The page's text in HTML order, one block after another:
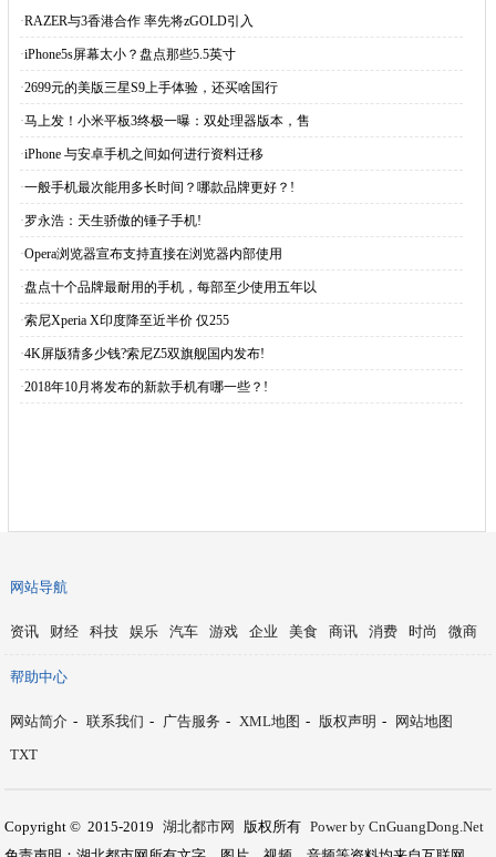
·RAZER与3香港合作 率先将zGOLD引入
·iPhone5s屏幕太小？盘点那些5.5英寸
·2699元的美版三星S9上手体验，还买啥国行
·马上发！小米平板3终极一曝：双处理器版本，售
·iPhone 与安卓手机之间如何进行资料迁移
·一般手机最次能用多长时间？哪款品牌更好？!
·罗永浩：天生骄傲的锤子手机!
·Opera浏览器宣布支持直接在浏览器内部使用
·盘点十个品牌最耐用的手机，每部至少使用五年以
·索尼Xperia X印度降至近半价 仅255
·4K屏版猜多少钱?索尼Z5双旗舰国内发布!
·2018年10月将发布的新款手机有哪一些？!
网站导航
资讯 财经 科技 娱乐 汽车 游戏 企业 美食 商讯 消费 时尚 微商
帮助中心
网站简介 - 联系我们 - 广告服务 - XML地图 - 版权声明 -
网站地图
TXT
Copyright © 2015-2019 湖北都市网 版权所有 Power by CnGuangDong.Net